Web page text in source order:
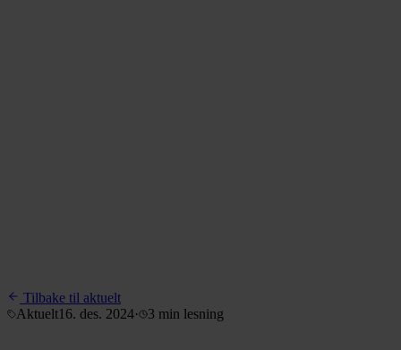
Tilbake til aktuelt
Aktuelt16. des. 2024· 3 min lesning